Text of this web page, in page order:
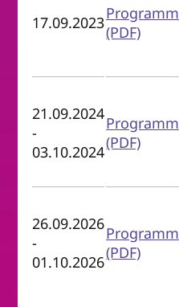
17.09.2023Programm
(PDF)
21.09.2024
-
03.10.2024
Programm
(PDF)
26.09.2026
-
01.10.2026
Programm
(PDF)